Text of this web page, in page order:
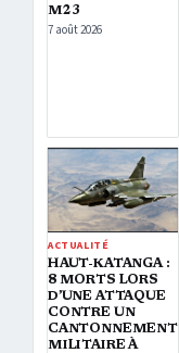
M23
7 août 2026
ACTUALITÉ
HAUT-KATANGA :
8 MORTS LORS
D’UNE ATTAQUE
CONTRE UN
CANTONNEMENT
MILITAIRE À